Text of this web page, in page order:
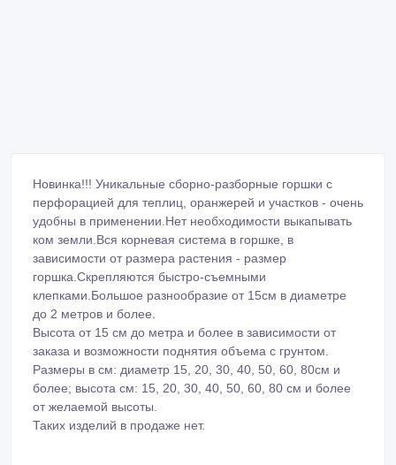
Новинка!!! Уникальные сборно-разборные горшки с
перфорацией для теплиц, оранжерей и участков - очень
удобны в применении.Нет необходимости выкапывать
ком земли.Вся корневая система в горшке, в
зависимости от размера растения - размер
горшка.Скрепляются быстро-съемными
клепками.Большое разнообразие от 15см в диаметре
до 2 метров и более.
Высота от 15 см до метра и более в зависимости от
заказа и возможности поднятия объема с грунтом.
Размеры в см: диаметр 15, 20, 30, 40, 50, 60, 80см и
более; высота см: 15, 20, 30, 40, 50, 60, 80 см и более
от желаемой высоты.
Таких изделий в продаже нет.